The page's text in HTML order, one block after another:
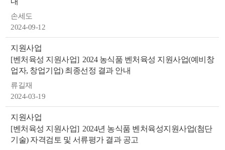
손세도
2024-09-12
지원사업
[벤처육성 지원사업] 2024 농식품 벤처육성 지원사업(예비창
업자, 창업기업) 최종선정 결과 안내
류길재
2024-03-19
지원사업
[벤처육성 지원사업] 2024년 농식품 벤처육성지원사업(첨단
기술) 자격검토 및 서류평가 결과 공고